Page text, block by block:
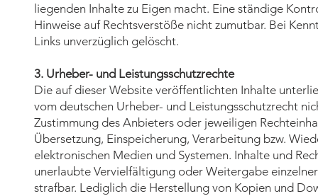
liegenden Inhalte zu Eigen macht. Eine ständige
Hinweise auf Rechtsverstöße nicht zumutbar. Bei
Links unverzüglich gelöscht.
3. Urheber- und Leistungsschutzrechte
Die auf dieser Website veröffentlichten Inhalte
vom deutschen Urheber- und Leistungsschutzrecht
Zustimmung des Anbieters oder jeweiligen
Übersetzung, Einspeicherung, Verarbeitung bzw.
elektronischen Medien und Systemen. Inhalte und
unerlaubte Vervielfältigung oder Weitergabe
strafbar. Lediglich die Herstellung von Kopien und